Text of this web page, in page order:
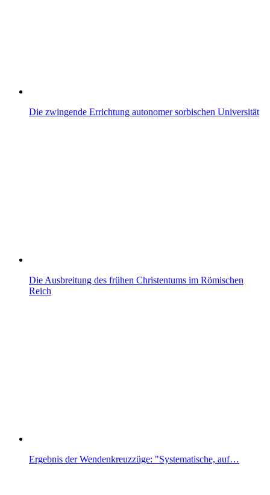
Die zwingende Errichtung autonomer sorbischen Universität
Die Ausbreitung des frühen Christentums im Römischen
Reich
Ergebnis der Wendenkreuzzüge: "Systematische, auf…